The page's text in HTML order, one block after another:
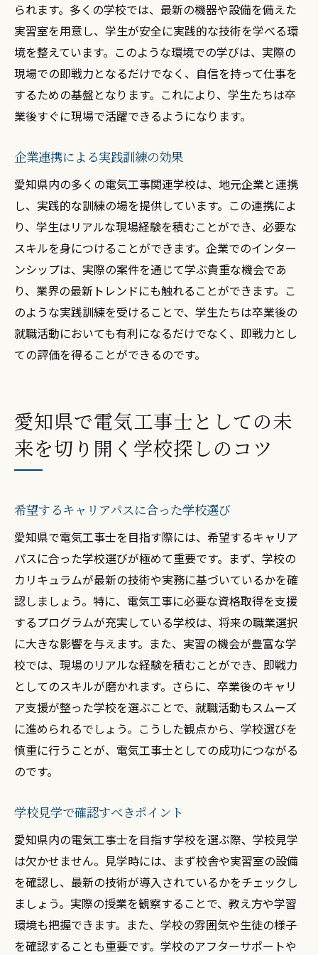
られます。多くの学校では、最新の機器や設備を備えた
実習室を用意し、学生が安全に実践的な技術を学べる環
境を整えています。このような環境での学びは、実際の
現場での即戦力となるだけでなく、自信を持って仕事を
するための基盤となります。これにより、学生たちは卒
業後すぐに現場で活躍できるようになります。
企業連携による実践訓練の効果
愛知県内の多くの電気工事関連学校は、地元企業と連携
し、実践的な訓練の場を提供しています。この連携によ
り、学生はリアルな現場経験を積むことができ、必要な
スキルを身につけることができます。企業でのインター
ンシップは、実際の案件を通じて学ぶ貴重な機会であ
り、業界の最新トレンドにも触れることができます。こ
のような実践訓練を受けることで、学生たちは卒業後の
就職活動においても有利になるだけでなく、即戦力とし
ての評価を得ることができるのです。
愛知県で電気工事士としての未
来を切り開く学校探しのコツ
希望するキャリアパスに合った学校選び
愛知県で電気工事士を目指す際には、希望するキャリア
パスに合った学校選びが極めて重要です。まず、学校の
カリキュラムが最新の技術や実務に基づいているかを確
認しましょう。特に、電気工事に必要な資格取得を支援
するプログラムが充実している学校は、将来の職業選択
に大きな影響を与えます。また、実習の機会が豊富な学
校では、現場のリアルな経験を積むことができ、即戦力
としてのスキルが磨かれます。さらに、卒業後のキャリ
ア支援が整った学校を選ぶことで、就職活動もスムーズ
に進められるでしょう。こうした観点から、学校選びを
慎重に行うことが、電気工事士としての成功につながる
のです。
学校見学で確認すべきポイント
愛知県内の電気工事士を目指す学校を選ぶ際、学校見学
は欠かせません。見学時には、まず校舎や実習室の設備
を確認し、最新の技術が導入されているかをチェックし
ましょう。実際の授業を観察することで、教え方や学習
環境も把握できます。また、学校の雰囲気や生徒の様子
を確認することも重要です。学校のアフターサポートや